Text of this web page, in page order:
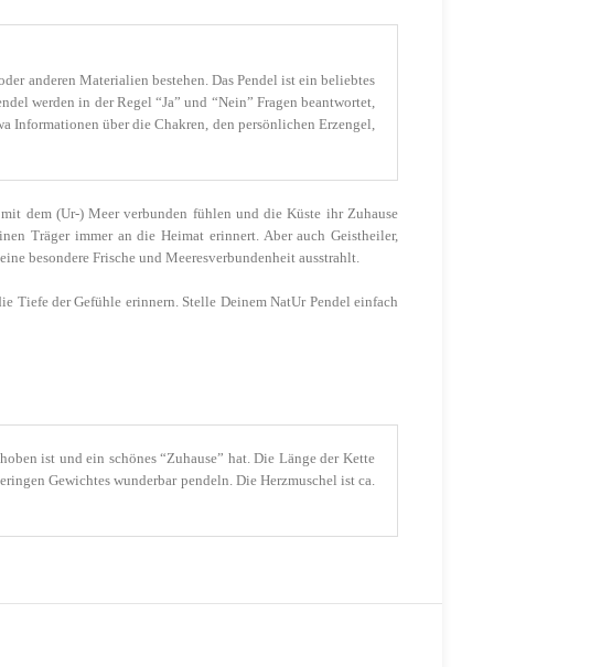
anderen Materialien bestehen. Das Pendel ist ein beliebtes
werden in der Regel “Ja” und “Nein” Fragen beantwortet,
Informationen über die Chakren, den persönlichen Erzengel,
dem (Ur-) Meer verbunden fühlen und die Küste ihr Zuhause
Träger immer an die Heimat erinnert. Aber auch Geistheiler,
besondere Frische und Meeresverbundenheit ausstrahlt.
Tiefe der Gefühle erinnern. Stelle Deinem NatUr Pendel einfach
ist und ein schönes “Zuhause” hat. Die Länge der Kette
Gewichtes wunderbar pendeln. Die Herzmuschel ist ca.